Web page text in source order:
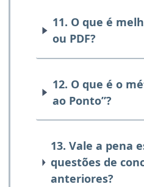
11. O que é
ou PDF?
12. O que é o
ao Ponto”?
13. Vale a pena
questões de
anteriores?